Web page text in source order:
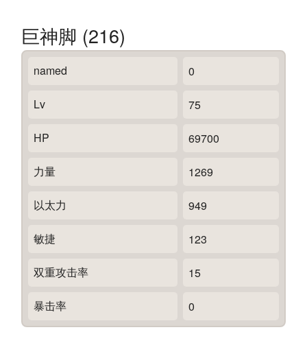
巨神脚 (216)
named 0
Lv 75
HP 69700
力量 1269
以太力 949
敏捷 123
双重攻击率 15
暴击率 0